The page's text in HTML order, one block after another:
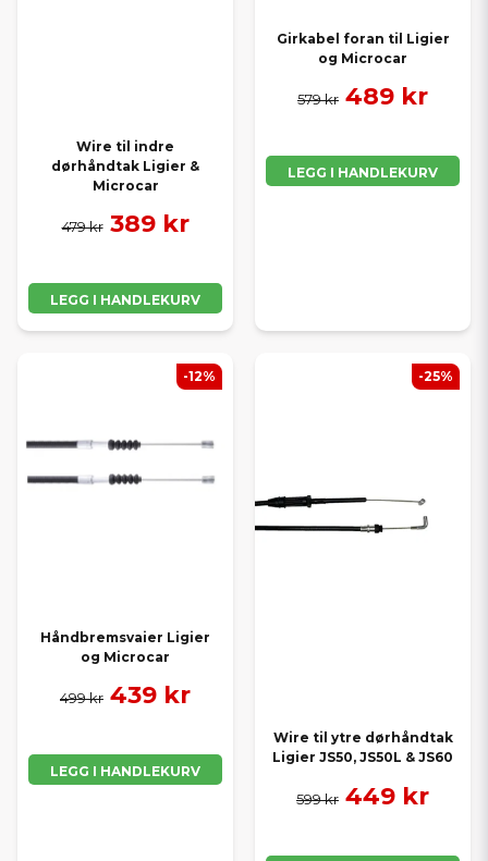
Wire til indre
dørhåndtak Ligier &
Microcar
479 kr 389 kr
LEGG I HANDLEKURV
Girkabel foran til Ligier
og Microcar
579 kr 489 kr
LEGG I HANDLEKURV
Håndbremsvaier Ligier
og Microcar
499 kr 439 kr
LEGG I HANDLEKURV
-12%
Wire til ytre dørhåndtak
Ligier JS50, JS50L & JS60
599 kr 449 kr
-25%